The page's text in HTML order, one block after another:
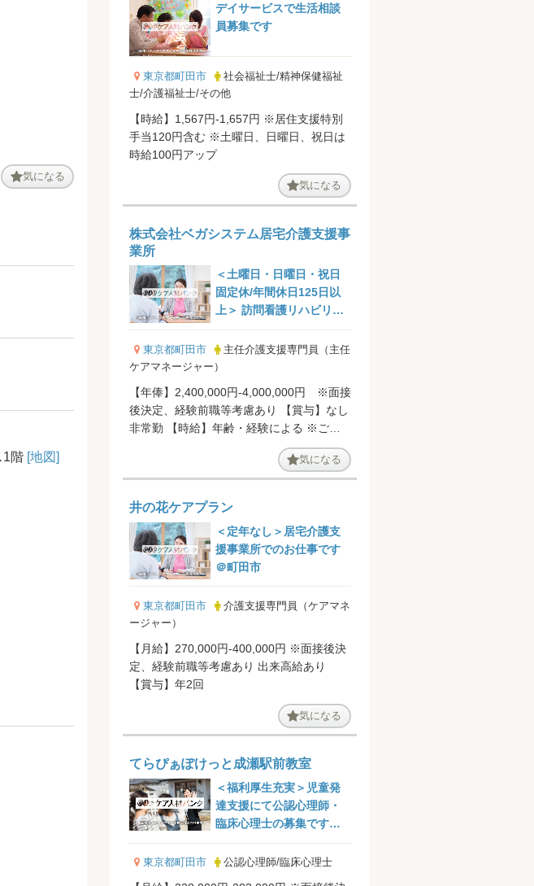
気になる
1階 [地図]
デイサービスで生活相談
員募集です
東京都町田市
社会福祉士/精神保健福祉
士/介護福祉士/その他
【時給】1,567円-1,657円 ※居住支援特別
手当120円含む ※土曜日、日曜日、祝日は
時給100円アップ
気になる
株式会社ベガシステム居宅介護支援事
業所
＜土曜日・日曜日・祝日
固定休/年間休日125日以
上＞ 訪問看護リハビリス
テーション併設の居宅...
東京都町田市
主任介護支援専門員（主任
ケアマネージャー）
【年俸】2,400,000円‐4,000,000円 ※面接
後決定、経験前職等考慮あり 【賞与】なし
非常勤 【時給】年齢・経験による ※ご要
気になる
井の花ケアプラン
＜定年なし＞居宅介護支
援事業所でのお仕事です
＠町田市
東京都町田市
介護支援専門員（ケアマネ
ージャー）
【月給】270,000円-400,000円 ※面接後決
定、経験前職等考慮あり 出来高給あり
【賞与】年2回
気になる
てらぴぁぽけっと成瀬駅前教室
＜福利厚生充実＞児童発
達支援にて公認心理師・
臨床心理士の募集です＠
町田市
東京都町田市 公認心理師/臨床心理士